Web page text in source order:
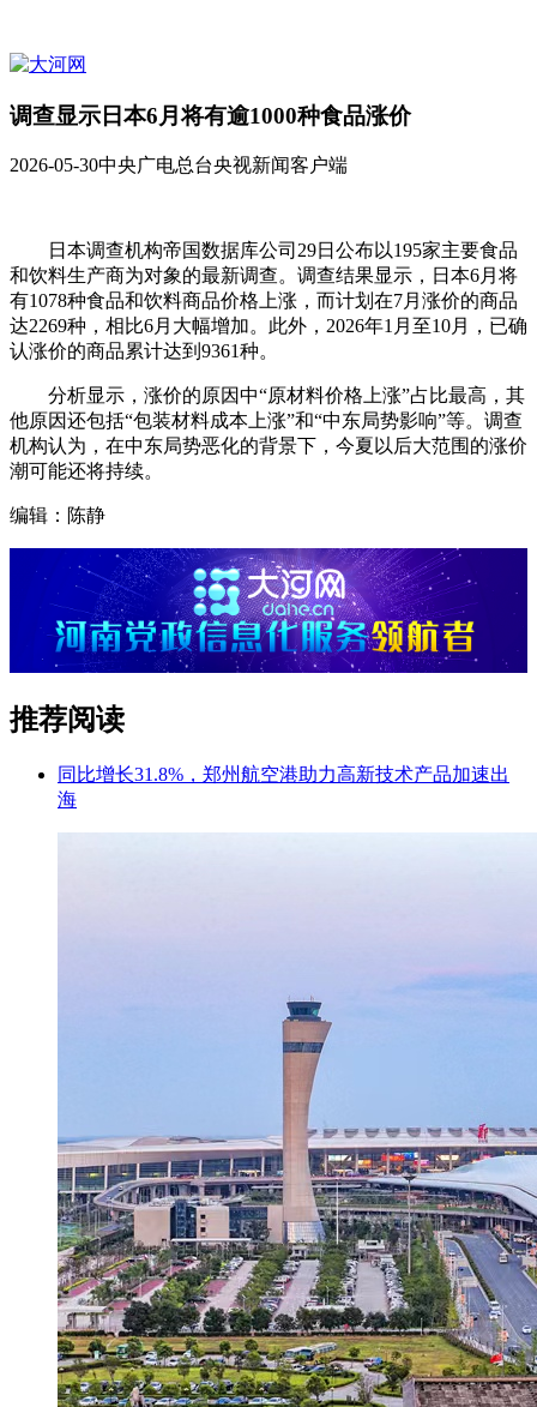
调查显示日本6月将有逾1000种食品涨价
2026-05-30中央广电总台央视新闻客户端
日本调查机构帝国数据库公司29日公布以195家主要食品
和饮料生产商为对象的最新调查。调查结果显示，日本6月将
有1078种食品和饮料商品价格上涨，而计划在7月涨价的商品
达2269种，相比6月大幅增加。此外，2026年1月至10月，已确
认涨价的商品累计达到9361种。
分析显示，涨价的原因中“原材料价格上涨”占比最高，其
他原因还包括“包装材料成本上涨”和“中东局势影响”等。调查
机构认为，在中东局势恶化的背景下，今夏以后大范围的涨价
潮可能还将持续。
编辑：陈静
推荐阅读
同比增长31.8%，郑州航空港助力高新技术产品加速出
海